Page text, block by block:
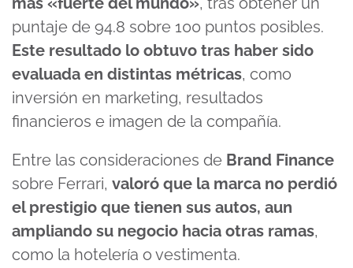
puntaje de 94.8 sobre 100 puntos posibles.
Este resultado lo obtuvo tras haber sido
evaluada en distintas métricas, como
inversión en marketing, resultados
financieros e imagen de la compañía.
Entre las consideraciones de Brand Finance
sobre Ferrari, valoró que la marca no perdió
el prestigio que tienen sus autos, aun
ampliando su negocio hacia otras ramas,
como la hotelería o vestimenta.